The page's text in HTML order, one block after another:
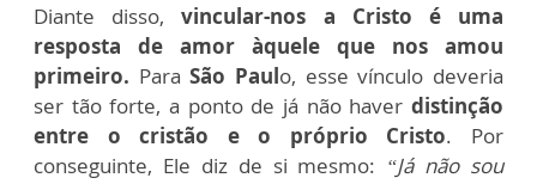
Diante disso,vincular-nos a Cristo é uma
resposta de amor àquele que nos amou
primeiro. ParaSão Paulo, esse vínculo deveria
ser tão forte, a ponto de já não haver distinção
entre o cristão e o próprio Cristo. Por
conseguinte, Ele diz de si mesmo: “Já não sou